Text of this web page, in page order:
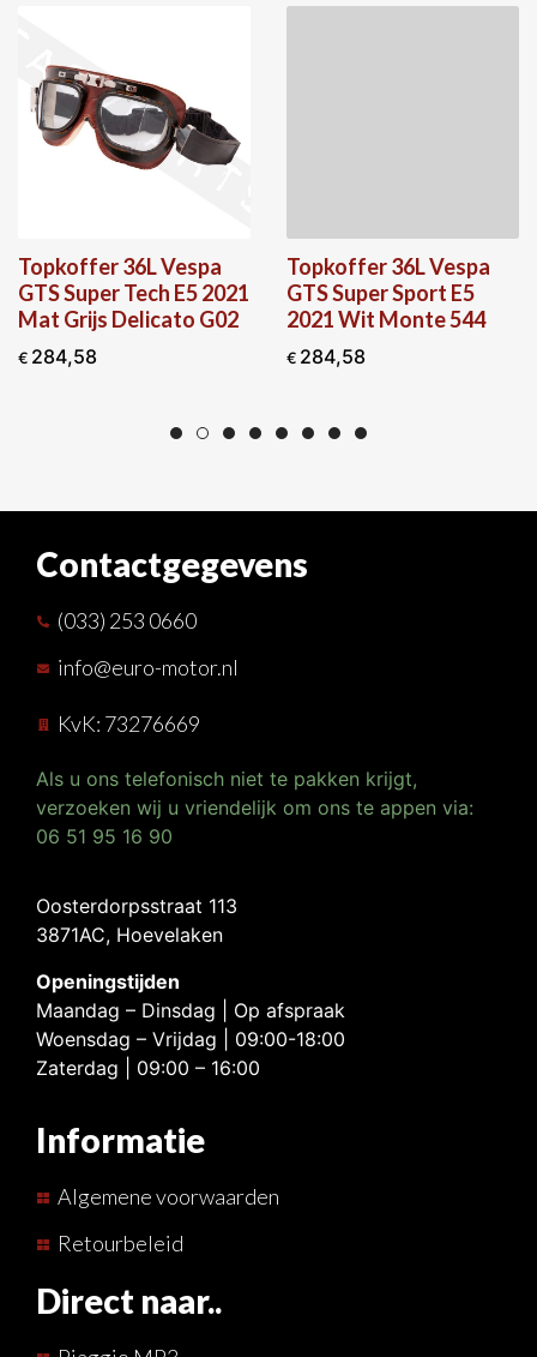
Topkoffer 36L Vespa
GTS Super Tech E5 2021
Mat Grijs Delicato G02
€ 284,58
Topkoffer 36L Vespa
GTS Super Sport E5
2021 Wit Monte 544
€ 284,58
Contactgegevens
(033) 253 0660
info@euro-motor.nl
KvK: 73276669
Als u ons telefonisch niet te pakken krijgt,
verzoeken wij u vriendelijk om ons te appen via:
06 51 95 16 90
Oosterdorpsstraat 113
3871AC, Hoevelaken
Openingstijden
Maandag – Dinsdag | Op afspraak
Woensdag – Vrijdag | 09:00-18:00
Zaterdag | 09:00 – 16:00
Informatie
Algemene voorwaarden
Retourbeleid
Direct naar..